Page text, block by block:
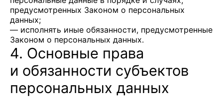
предусмотренных Законом о персональных
данных;
— исполнять иные обязанности, предусмотренные
Законом о персональных данных.
4. Основные права
и обязанности субъектов
персональных данных